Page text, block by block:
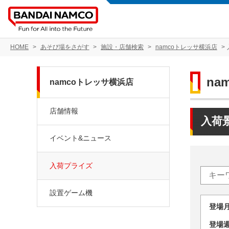
HOME あそび場をさがす 施設・店舗検索 namcoトレッサ横浜店
入荷
登
登
namcoトレッサ横浜店
店舗情報
イベント&ニュース
入荷プライズ
設置ゲーム機